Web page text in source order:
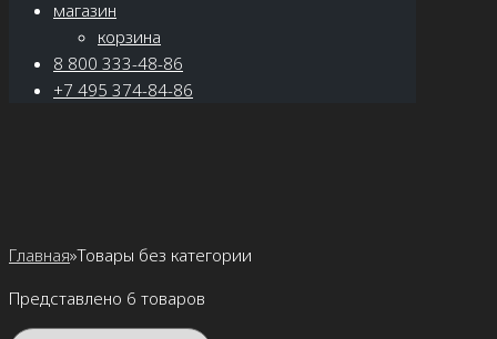
магазин
корзина
8 800 333-48-86
+7 495 374-84-86
Главная»Товары без категории
Представлено 6 товаров